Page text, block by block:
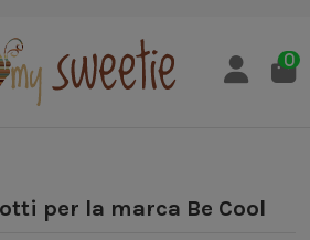
0
per la marca Be Cool